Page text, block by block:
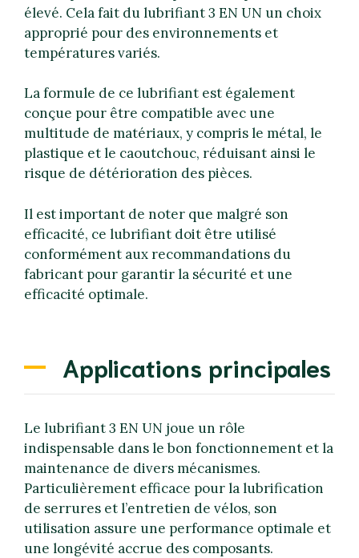
élevé. Cela fait du lubrifiant 3 EN UN un choix
approprié pour des environnements et
températures variés.
La formule de ce lubrifiant est également
conçue pour être compatible avec une
multitude de matériaux, y compris le métal, le
plastique et le caoutchouc, réduisant ainsi le
risque de détérioration des pièces.
Il est important de noter que malgré son
efficacité, ce lubrifiant doit être utilisé
conformément aux recommandations du
fabricant pour garantir la sécurité et une
efficacité optimale.
Applications principales
Le lubrifiant 3 EN UN joue un rôle
indispensable dans le bon fonctionnement et la
maintenance de divers mécanismes.
Particulièrement efficace pour la lubrification
de serrures et l’entretien de vélos, son
utilisation assure une performance optimale et
une longévité accrue des composants.